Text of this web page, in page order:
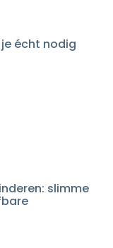
écht nodig
slimme